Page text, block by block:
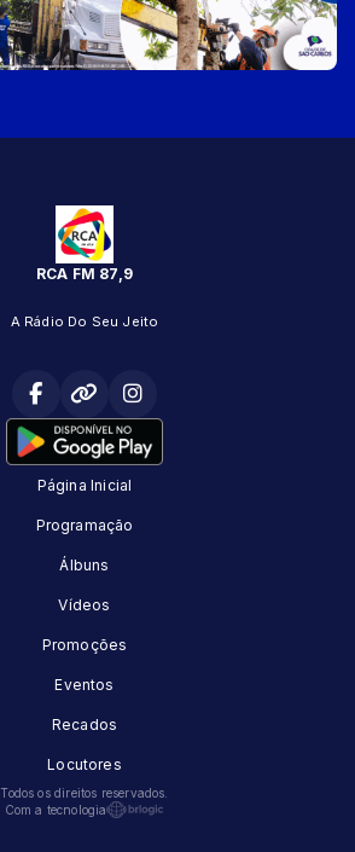
RCA FM 87,9
A Rádio Do Seu Jeito
Página Inicial
Programação
Álbuns
Vídeos
Promoções
Eventos
Recados
Locutores
Todos os direitos reservados.
Com a tecnologia